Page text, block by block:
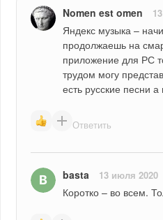
Nomen est omen
Яндекс музыка –
продолжаешь на
приложение для РС
трудом могу
есть русские песни
Ответить
basta 13 июля 2020
Коротко – во всем.